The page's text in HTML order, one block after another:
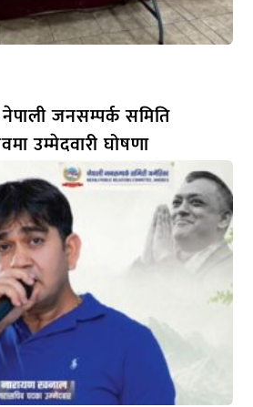
नेपाली जनसम्पर्क समिति
उम्मेदवारी घोषणा